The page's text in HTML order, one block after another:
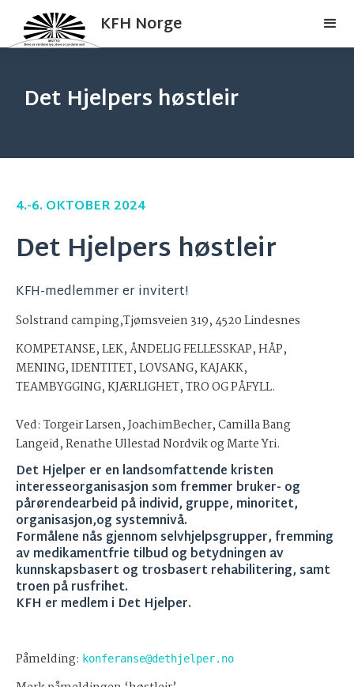
KFH Norge
Det Hjelpers høstleir
4.-6. OKTOBER 2024
Det Hjelpers høstleir
KFH-medlemmer er invitert!
Solstrand camping,Tjømsveien 319, 4520 Lindesnes
KOMPETANSE, LEK, ÅNDELIG FELLESSKAP, HÅP,
MENING, IDENTITET, LOVSANG, KAJAKK,
TEAMBYGGING, KJÆRLIGHET, TRO OG PÅFYLL.
Ved: Torgeir Larsen, JoachimBecher, Camilla Bang
Langeid, Renathe Ullestad Nordvik og Marte Yri.
Det Hjelper er en landsomfattende kristen
interesseorganisasjon som fremmer bruker- og
pårørendearbeid på individ, gruppe, minoritet,
organisasjon,og systemnivå.
Formålene nås gjennom selvhjelpsgrupper, fremming
av medikamentfrie tilbud og betydningen av
kunnskapsbasert og trosbasert rehabilitering, samt
troen på rusfrihet.
KFH er medlem i Det Hjelper.
Påmelding: konferanse@dethjelper.no